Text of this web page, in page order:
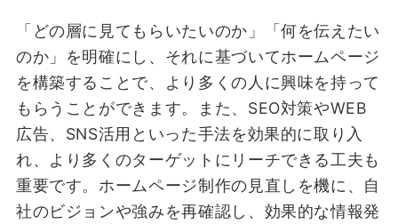
「どの層に見てもらいたいのか」「何を伝えたい
のか」を明確にし、それに基づいてホームページ
を構築することで、より多くの人に興味を持って
もらうことができます。また、SEO対策やWEB
広告、SNS活用といった手法を効果的に取り入
れ、より多くのターゲットにリーチできる工夫も
重要です。ホームページ制作の見直しを機に、自
社のビジョンや強みを再確認し、効果的な情報発